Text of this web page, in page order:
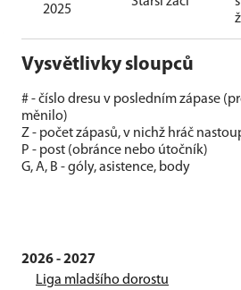
2025
Vysvětlivky sloupců
# - číslo dresu v posledním zápase
měnilo)
Z - počet zápasů, v nichž hráč
P - post (obránce nebo útočník)
G, A, B - góly, asistence, body
2026 - 2027
Liga mladšího dorostu